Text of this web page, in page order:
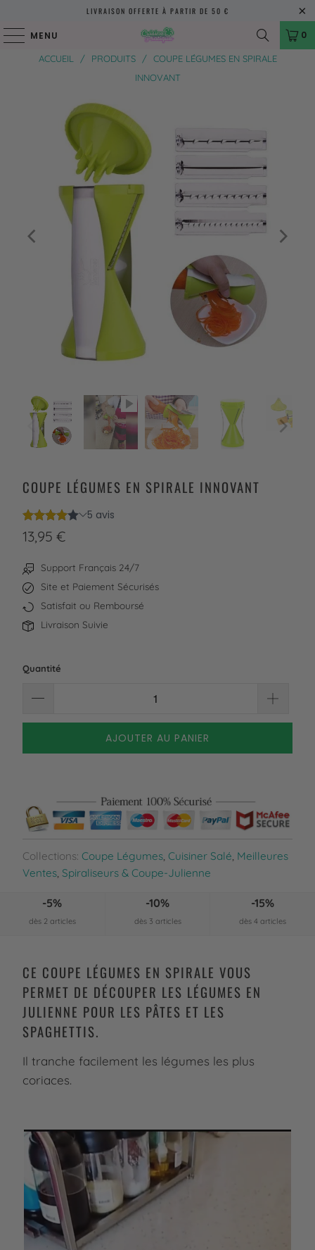
LIVRAISON OFFERTE À PARTIR DE 50 €
MENU 0
ACCUEIL / PRODUITS / COUPE LÉGUMES EN SPIRALE
INNOVANT
COUPE LÉGUMES EN SPIRALE INNOVANT
13,95 €
Support Français 24/7
Site et Paiement Sécurisés
Satisfait ou Remboursé
Livraison Suivie
Quantité
AJOUTER AU PANIER
Collections: Coupe Légumes, Cuisiner Salé, Meilleures
Ventes, Spiraliseurs & Coupe-Julienne
-5%
dès 2 articles
-10%
dès 3 articles
-15%
dès 4 articles
CE COUPE LÉGUMES EN SPIRALE VOUS
PERMET DE DÉCOUPER LES LÉGUMES EN
JULIENNE POUR LES PÂTES ET LES
SPAGHETTIS.
Il tranche facilement les légumes les plus
coriaces.